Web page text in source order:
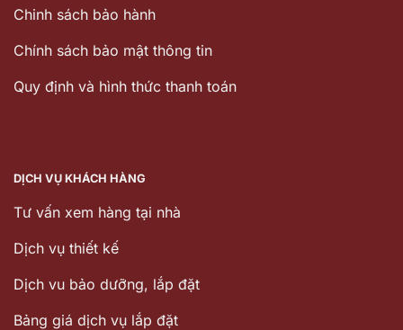
Chinh sách bảo hành
Chính sách bảo mật thông tin
Quy định và hình thức thanh toán
DỊCH VỤ KHÁCH HÀNG
Tư vấn xem hàng tại nhà
Dịch vụ thiết kế
Dịch vu bảo dưỡng, lắp đặt
Bảng giá dịch vụ lắp đặt